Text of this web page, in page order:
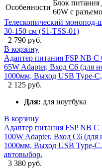
Особенности
Блок
60W с
Телескопический
30-150 см (S1-TSS-01)
2 790 руб.
В корзину
Адаптер питания FSP NB
65W Adapter, Вход C6 (для
1000мм, Выход USB Type-
2 125 руб.
Для: для ноутбука
В корзину
Адаптер питания FSP NB
100W Adapter, Вход C6 (для
1000мм, Выход USB Type-
автовыбор.
3 380 руб.